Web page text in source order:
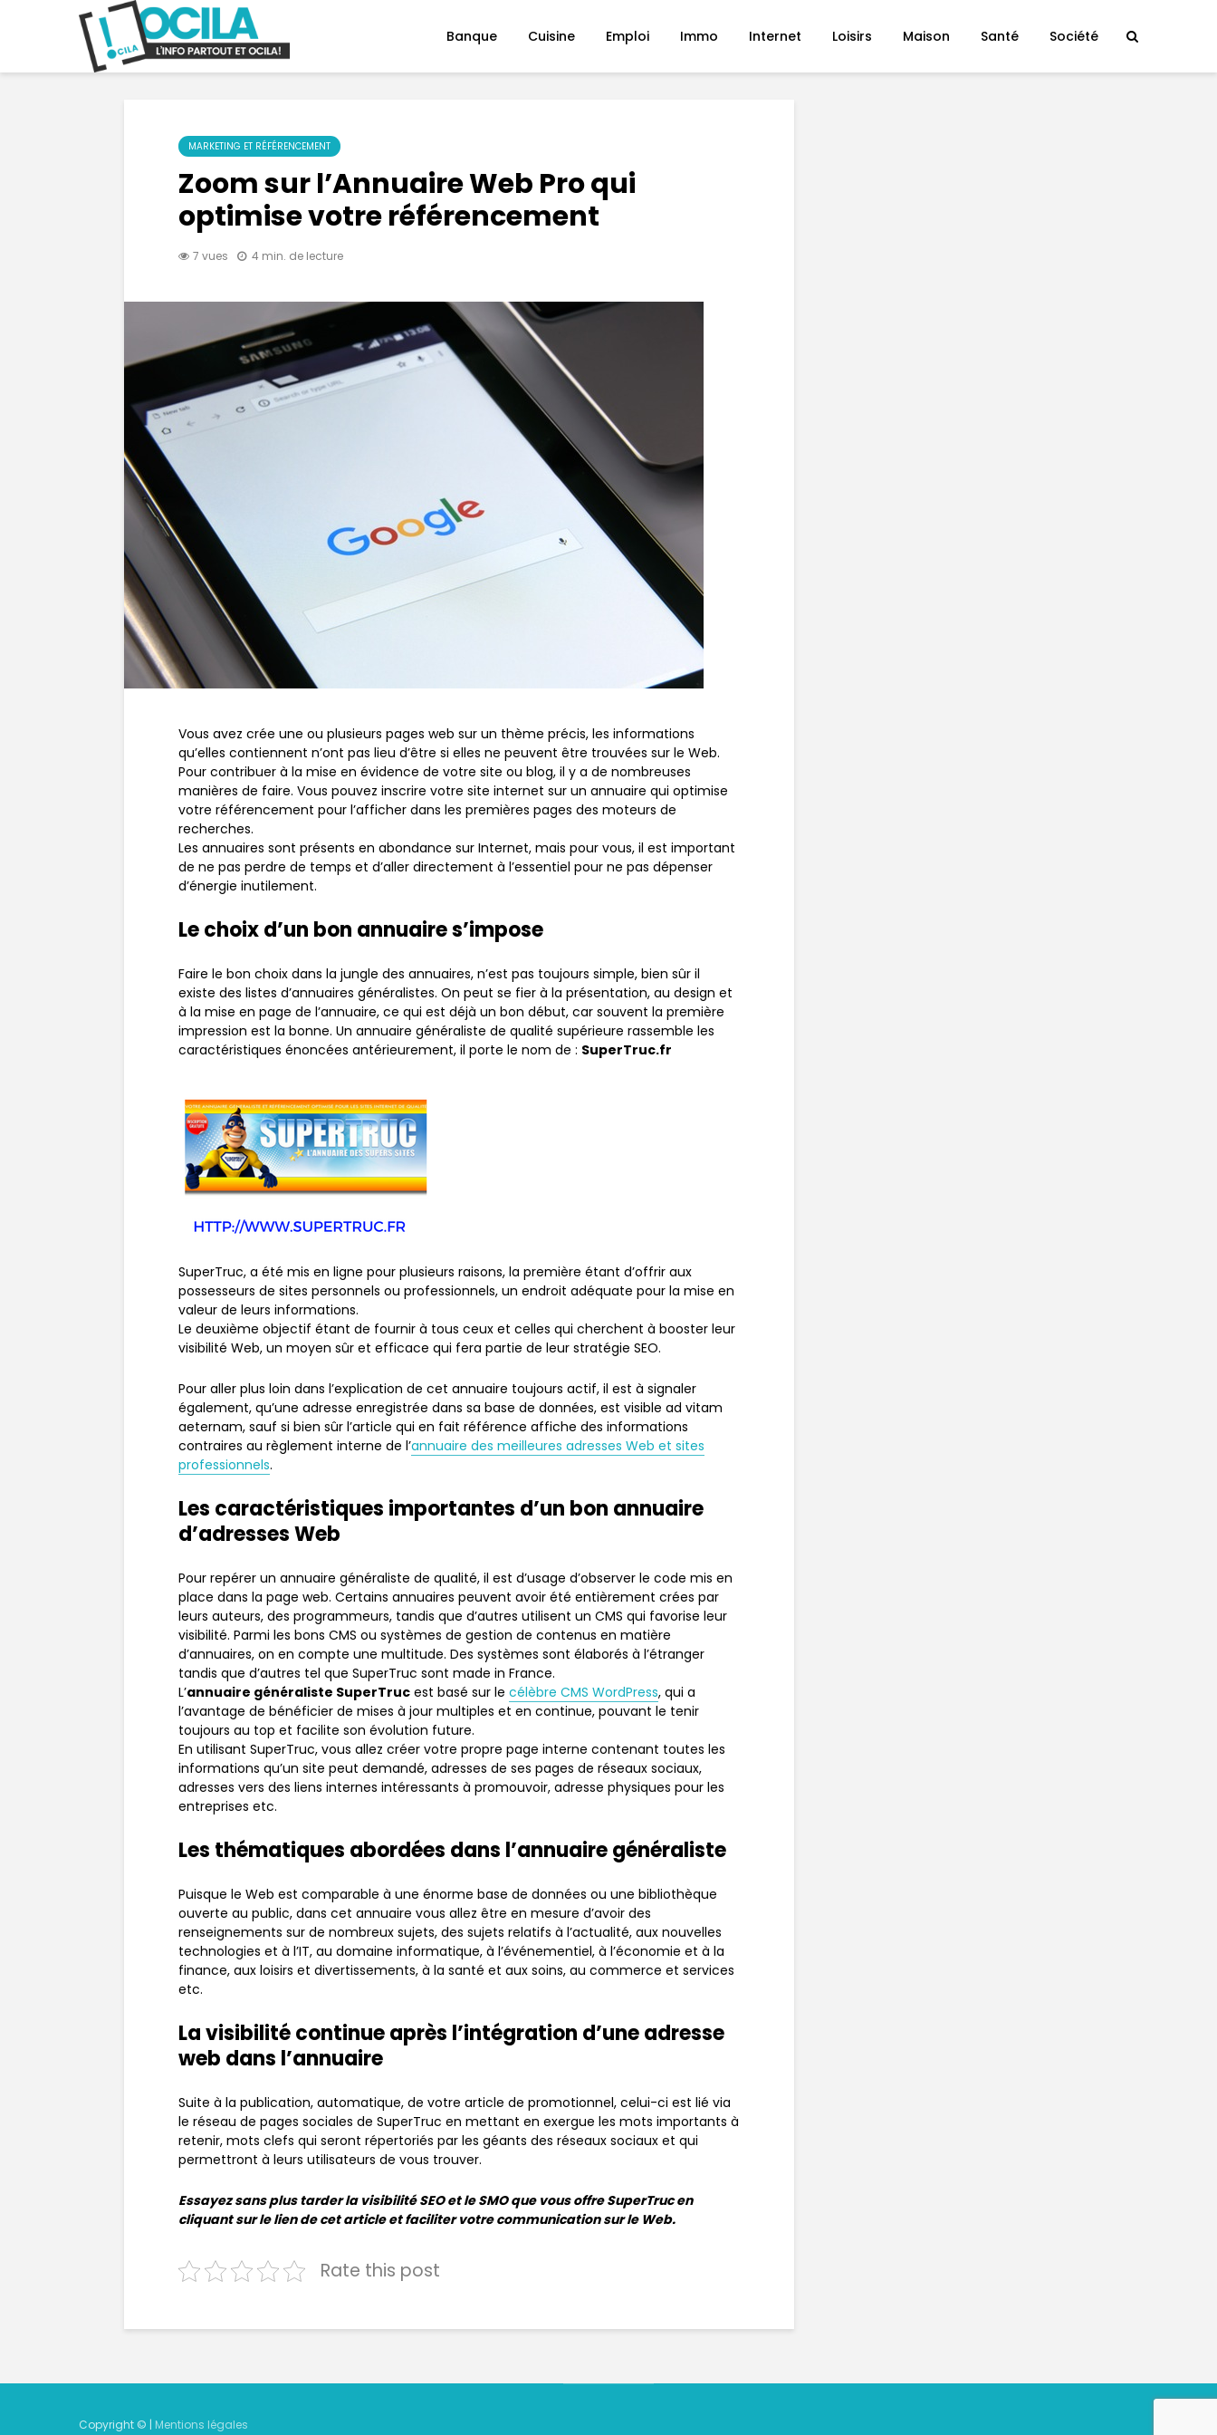
Banque Cuisine Emploi Immo Internet Loisirs Maison Santé Société
MARKETING ET RÉFÉRENCEMENT
Zoom sur l’Annuaire Web Pro qui
optimise votre référencement
7 vues 4 min. de lecture
Vous avez crée une ou plusieurs pages web sur un thème précis, les informations
qu’elles contiennent n’ont pas lieu d’être si elles ne peuvent être trouvées sur le Web.
Pour contribuer à la mise en évidence de votre site ou blog, il y a de nombreuses
manières de faire. Vous pouvez inscrire votre site internet sur un annuaire qui optimise
votre référencement pour l’afficher dans les premières pages des moteurs de
recherches.
Les annuaires sont présents en abondance sur Internet, mais pour vous, il est important
de ne pas perdre de temps et d’aller directement à l’essentiel pour ne pas dépenser
d’énergie inutilement.
Le choix d’un bon annuaire s’impose
Faire le bon choix dans la jungle des annuaires, n’est pas toujours simple, bien sûr il
existe des listes d’annuaires généralistes. On peut se fier à la présentation, au design et
à la mise en page de l’annuaire, ce qui est déjà un bon début, car souvent la première
impression est la bonne. Un annuaire généraliste de qualité supérieure rassemble les
caractéristiques énoncées antérieurement, il porte le nom de : SuperTruc.fr
SuperTruc, a été mis en ligne pour plusieurs raisons, la première étant d’offrir aux
possesseurs de sites personnels ou professionnels, un endroit adéquate pour la mise en
valeur de leurs informations.
Le deuxième objectif étant de fournir à tous ceux et celles qui cherchent à booster leur
visibilité Web, un moyen sûr et efficace qui fera partie de leur stratégie SEO.
Pour aller plus loin dans l’explication de cet annuaire toujours actif, il est à signaler
également, qu’une adresse enregistrée dans sa base de données, est visible ad vitam
aeternam, sauf si bien sûr l’article qui en fait référence affiche des informations
contraires au règlement interne de l’annuaire des meilleures adresses Web et sites
professionnels.
Les caractéristiques importantes d’un bon annuaire
d’adresses Web
Pour repérer un annuaire généraliste de qualité, il est d’usage d’observer le code mis en
place dans la page web. Certains annuaires peuvent avoir été entièrement crées par
leurs auteurs, des programmeurs, tandis que d’autres utilisent un CMS qui favorise leur
visibilité. Parmi les bons CMS ou systèmes de gestion de contenus en matière
d’annuaires, on en compte une multitude. Des systèmes sont élaborés à l’étranger
tandis que d’autres tel que SuperTruc sont made in France.
L’annuaire généraliste SuperTruc est basé sur le célèbre CMS WordPress, qui a
l’avantage de bénéficier de mises à jour multiples et en continue, pouvant le tenir
toujours au top et facilite son évolution future.
En utilisant SuperTruc, vous allez créer votre propre page interne contenant toutes les
informations qu’un site peut demandé, adresses de ses pages de réseaux sociaux,
adresses vers des liens internes intéressants à promouvoir, adresse physiques pour les
entreprises etc.
Les thématiques abordées dans l’annuaire généraliste
Puisque le Web est comparable à une énorme base de données ou une bibliothèque
ouverte au public, dans cet annuaire vous allez être en mesure d’avoir des
renseignements sur de nombreux sujets, des sujets relatifs à l’actualité, aux nouvelles
technologies et à l’IT, au domaine informatique, à l’événementiel, à l’économie et à la
finance, aux loisirs et divertissements, à la santé et aux soins, au commerce et services
etc.
La visibilité continue après l’intégration d’une adresse
web dans l’annuaire
Suite à la publication, automatique, de votre article de promotionnel, celui-ci est lié via
le réseau de pages sociales de SuperTruc en mettant en exergue les mots importants à
retenir, mots clefs qui seront répertoriés par les géants des réseaux sociaux et qui
permettront à leurs utilisateurs de vous trouver.
Essayez sans plus tarder la visibilité SEO et le SMO que vous offre SuperTruc en
cliquant sur le lien de cet article et faciliter votre communication sur le Web.
Rate this post
Copyright © | Mentions légales